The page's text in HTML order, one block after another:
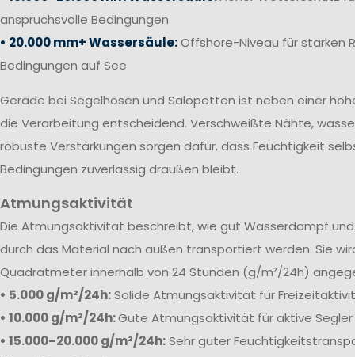
anspruchsvolle Bedingungen
• 20.000 mm+ Wassersäule:Offshore-Niveau für starken
Bedingungen auf See
Gerade bei Segelhosen und Salopetten ist neben einer
die Verarbeitung entscheidend. Verschweißte Nähte,
robuste Verstärkungen sorgen dafür, dass Feuchtigkeit
Bedingungen zuverlässig draußen bleibt.
Atmungsaktivität
Die Atmungsaktivität beschreibt, wie gut Wasserdampf
durch das Material nach außen transportiert werden. Sie
Quadratmeter innerhalb von 24 Stunden (g/m²/24h)
• 5.000 g/m²/24h:Solide Atmungsaktivität für
• 10.000 g/m²/24h:Gute Atmungsaktivität für aktive Segler
• 15.000–20.000 g/m²/24h:Sehr guter